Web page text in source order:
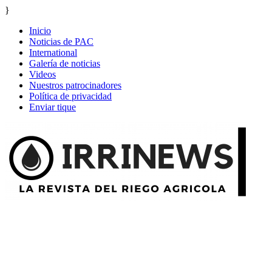
}
Inicio
Noticias de PAC
International
Galería de noticias
Videos
Nuestros patrocinadores
Política de privacidad
Enviar tique